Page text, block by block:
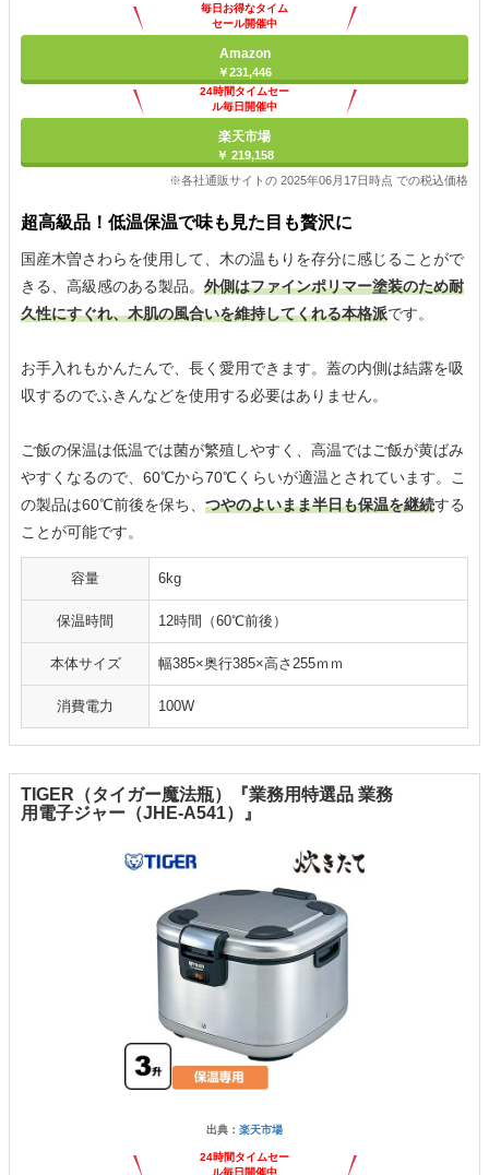
毎日お得なタイム
セール開催中
Amazon
￥231,446
24時間タイムセー
ル毎日開催中
楽天市場
￥ 219,158
※各社通販サイトの 2025年06月17日時点 での税込価格
超高級品！低温保温で味も見た目も贅沢に
国産木曽さわらを使用して、木の温もりを存分に感じることがで
きる、高級感のある製品。 外側はファインポリマー塗装のため耐
久性にすぐれ、木肌の風合いを維持してくれる本格派です。
お手入れもかんたんで、長く愛用できます。蓋の内側は結露を吸
収するのでふきんなどを使用する必要はありません。
ご飯の保温は低温では菌が繁殖しやすく、高温ではご飯が黄ばみ
やすくなるので、60℃から70℃くらいが適温とされています。こ
の製品は60℃前後を保ち、 つやのよいまま半日も保温を継続する
ことが可能です。
容量 6kg
保温時間 12時間（60℃前後）
本体サイズ 幅385×奥行385×高さ255ｍｍ
消費電力 100W
TIGER（タイガー魔法瓶）『業務用特選品 業務
用電子ジャー（JHE-A541）』
出典： 楽天市場
24時間タイムセー
ル毎日開催中